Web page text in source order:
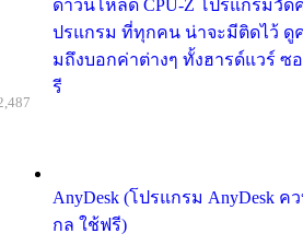
ดาวน์โหลด CPU-Z โปรแกรมวัด
ปรแกรม ที่ทุกคน น่าจะมีติดไว้ ดูค
มถึงบอกค่าต่างๆ ทั้งฮารด์แวร์ ซ
รี
AnyDesk (โปรแกรม AnyDesk
กล ใช้ฟรี)